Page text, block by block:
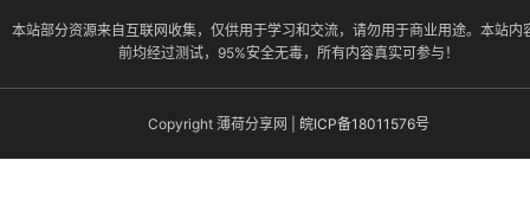
本站部分资源来自互联网收集，仅供用于学习和交流，请勿用于商业用途。本站内
前均经过测试，95%安全无毒，所有内容真实可参与！
Copyright 薄荷分享网 | 皖ICP备18011576号